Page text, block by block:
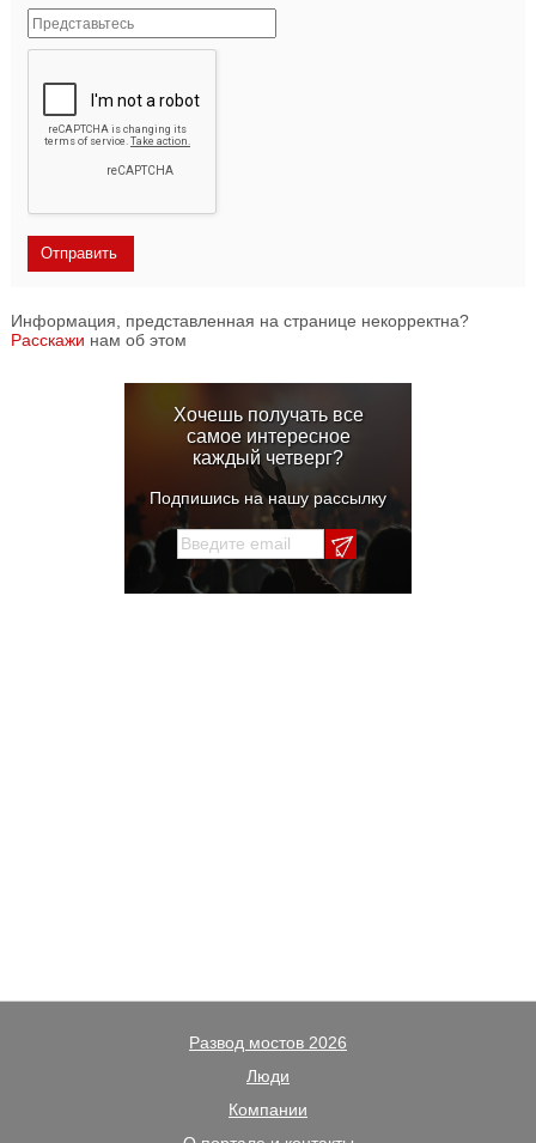
Информация, представленная на странице некорректна?
Расскажи нам об этом
Хочешь получать все
самое интересное
каждый четверг?
Подпишись на нашу рассылку
Развод мостов 2026
Люди
Компании